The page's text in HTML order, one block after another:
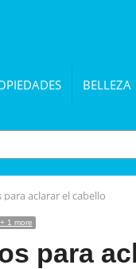
BELLEZA
para aclarar el cabello
+ 1 more
para